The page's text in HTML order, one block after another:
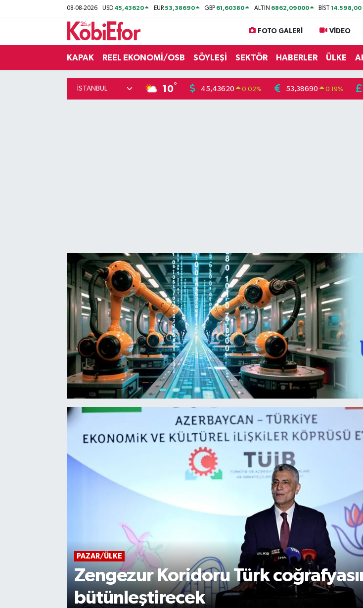
08-08-2026 USD 45,43620 EUR53,38690 GBP 61,60380 ALTIN 6862,09000 BİST14.598,00
FOTO GALERİ VİDEO
KAPAK REEL EKONOMİ/OSB SÖYLEŞİ SEKTÖR HABERLER ÜLKE
10° 45,43620 0.02% 53,38690 0.19%
DESTEK-TEŞVİK
Deloitte Teknoloji Fast 50
başvuru 31 Ekim
BİLİŞİM PANO
DESTEK-TEŞVİK
ŞİRKET PANO